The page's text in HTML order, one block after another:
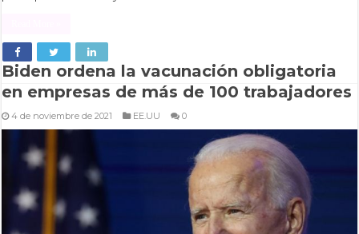
Biden ordena la vacunación obligatoria
en empresas de más de 100 trabajadores
4 de noviembre de 2021 EE.UU 0